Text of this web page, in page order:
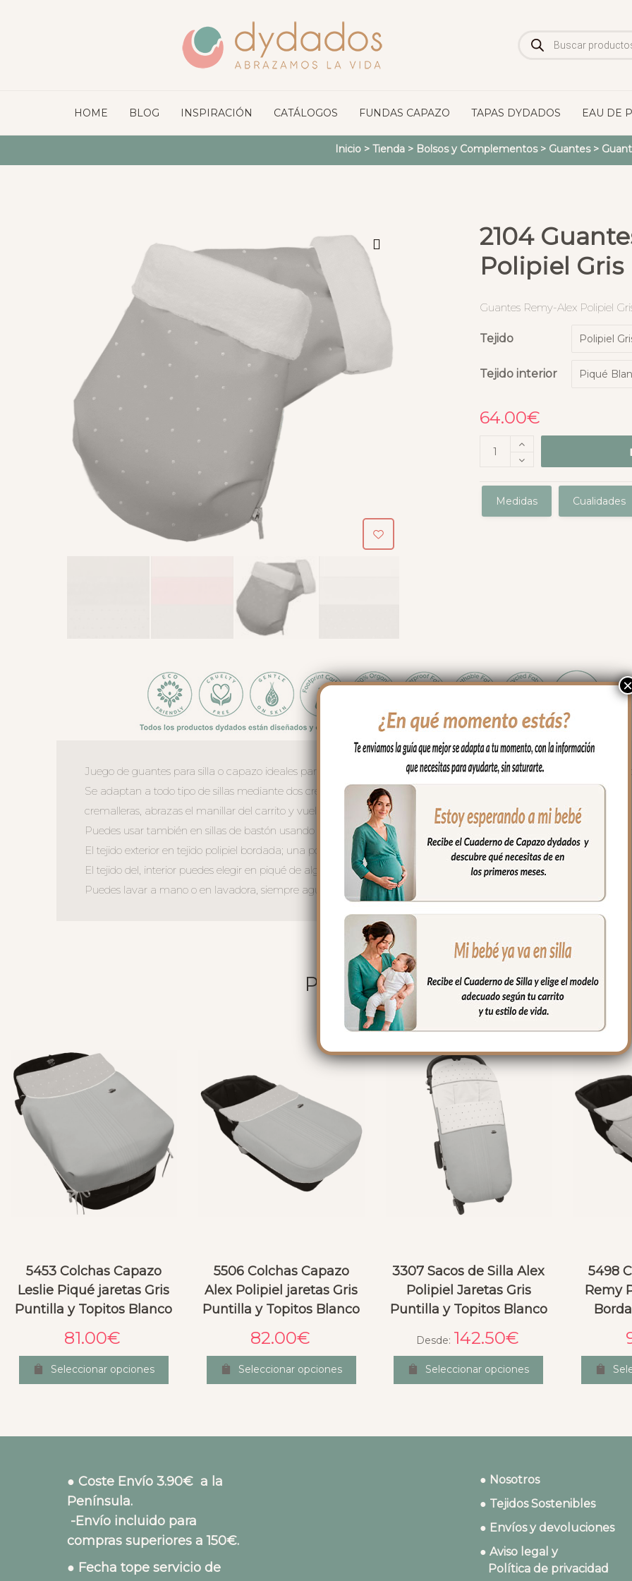
de
productos
HOME BLOG INSPIRACIÓN CATÁLOGOS FUNDAS CAPAZO TAPAS DYDADOS EAU DE
Inicio> Tienda> Bolsos y Complementos> Guantes>
2104
Polipiel
Guantes Remy-Alex Polipiel
Tejido
Tejido interior
64.00€
Medidas Cualidades
Juego de guantes para silla o capazo ideales para llevar vuestras manos calentitas mientras llevas a tu bebe en su
Se adaptan a todo tipo de sillas mediante dos cremalleras laterales. Se coloca de forma muy fácil y cómoda; abres
cremalleras, abrazas el manillar del carrito y vuelves a cerrar las cremalleras.
Puedes usar también en sillas de bastón usando el ojal central en la parte de atrás del guante.
El tejido exterior en tejido polipiel bordada; una polipiel sintética muy suave y agradable.
El tejido del, interior puedes elegir en piqué de algodón o en pelo corto liso.
Puedes lavar a mano o en lavadora, siempre agua fría, jabones no abrasivos y secado al natural.
PRODUCTOS RELACIONADOS
5453 Colchas Capazo
Leslie Piqué jaretas Gris
Puntilla y Topitos Blanco
81.00€
Seleccionar opciones
5506 Colchas Capazo
Alex Polipiel jaretas Gris
Puntilla y Topitos Blanco
82.00€
Seleccionar opciones
3307 Sacos de Silla Alex
Polipiel Jaretas Gris
Puntilla y Topitos Blanco
Desde: 142.50€
Seleccionar opciones
5498
Remy
● Coste Envío 3.90€ a la
Península.
-Envío incluido para
compras superiores a 150€.
● Fecha tope servicio de
● Nosotros
● Tejidos Sostenibles
● Envíos y devoluciones
● Aviso legal y
Política de privacidad
×